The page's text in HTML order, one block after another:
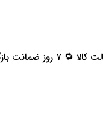
واقعی